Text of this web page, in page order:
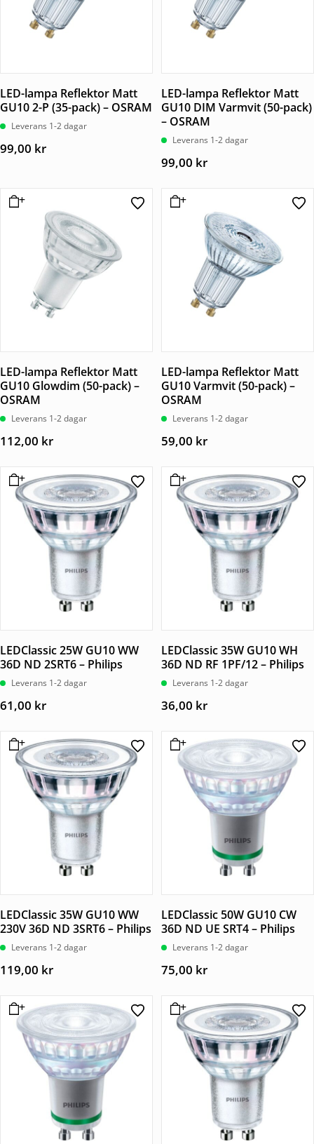
LED-lampa Reflektor Matt
GU10 2-P (35-pack) – OSRAM
Leverans 1-2 dagar
99,00 kr
LED-lampa Reflektor Matt
GU10 DIM Varmvit (50-pack)
– OSRAM
Leverans 1-2 dagar
99,00 kr
LED-lampa Reflektor Matt
GU10 Glowdim (50-pack) –
OSRAM
Leverans 1-2 dagar
112,00 kr
LED-lampa Reflektor Matt
GU10 Varmvit (50-pack) –
OSRAM
Leverans 1-2 dagar
59,00 kr
LEDClassic 25W GU10 WW
36D ND 2SRT6 – Philips
Leverans 1-2 dagar
61,00 kr
LEDClassic 35W GU10 WH
36D ND RF 1PF/12 – Philips
Leverans 1-2 dagar
36,00 kr
LEDClassic 35W GU10 WW
230V 36D ND 3SRT6 – Philips
Leverans 1-2 dagar
119,00 kr
LEDClassic 50W GU10 CW
36D ND UE SRT4 – Philips
Leverans 1-2 dagar
75,00 kr